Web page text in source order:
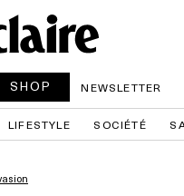
SHOP NEWSLETTER
LIFESTYLE SOCIÉTÉ